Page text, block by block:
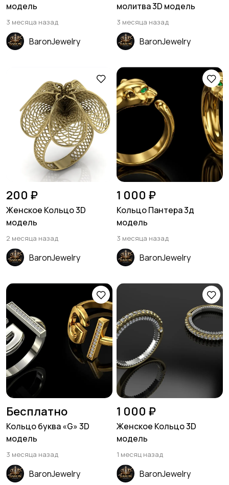
модель
3 месяца назад
BaronJewelry
молитва 3D модель
3 месяца назад
BaronJewelry
200 ₽
Женское Кольцо 3D
модель
2 месяца назад
BaronJewelry
1 000 ₽
Кольцо Пантера 3д
модель
3 месяца назад
BaronJewelry
Бесплатно
Кольцо буква «G» 3D
модель
3 месяца назад
BaronJewelry
1 000 ₽
Женское Кольцо 3D
модель
1 месяц назад
BaronJewelry